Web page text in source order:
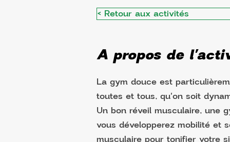
< Retour aux activités
A propos de
La gym douce est
toutes et tous, qu'on soit
Un bon réveil musculaire, une
vous développerez mobilité et